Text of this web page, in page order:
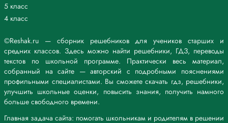
©Reshak.ru — сборник решебников для учеников старших и
средних классов. Здесь можно найти решебники, ГДЗ, переводы
текстов по школьной программе. Практически весь материал,
собранный на сайте — авторский с подробными пояснениями
профильными специалистами. Вы сможете скачать гдз, решебники,
улучшить школьные оценки, повысить знания, получить намного
больше свободного времени.
Главная задача сайта: помогать школьникам и родителям в решении
5 класс
4 класс